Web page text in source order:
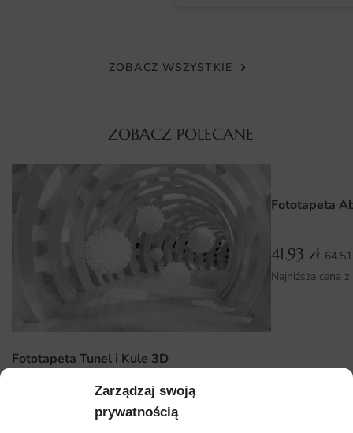
Zarządzaj swoją
prywatnością
obraz wygląda naturalnie w słońcu i przy sztucznym
Wymiary na miarę i łatwy montaż
Każdą fototapetę przygotowujemy na wymiar —
wystarczy podać dokładną szerokość i wysokość ściany w
centymetrach, a my dopasujemy wzór bez ucinania
kluczowych elementów. To rozwiązanie sprawdza się
także w nietypowych pomieszczeniach.
Montaż jest prosty i szybki: klej nakłada się bezpośrednio
Dzięki temu fototapetę powiesisz samodzielnie, bez
konieczności wzywania specjalistów.
Dlaczego warto wybrać tę fototapetę
Wybierając tę fototapetę, decydujesz się na dekorację,
która łączy estetykę, jakość wykonania i wygodę montażu.
ZOBACZ WSZYSTKIE
ZOBACZ POLECANE
Fototapeta Tunel i Kule 3D
64.51zł
Fototapeta
41.93 zł
Najniższa cena